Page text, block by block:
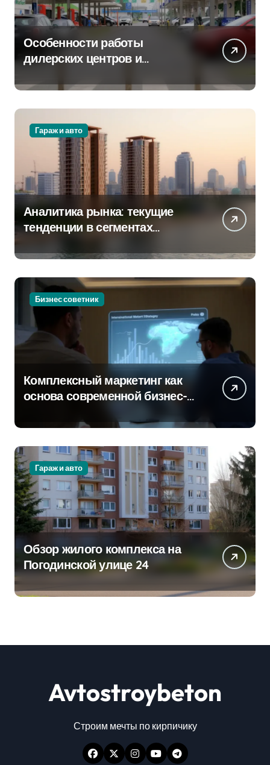
Особенности работы
дилерских центров и
крупных проспектах
Гараж и авто
Аналитика рынка: текущие
тенденции в сегментах
Бизнес советник
Комплексный маркетинг как
основа современной бизнес-
Гараж и авто
Обзор жилого комплекса на
Погодинской улице 24
Avtostroybeton
Строим мечты по кирпичику